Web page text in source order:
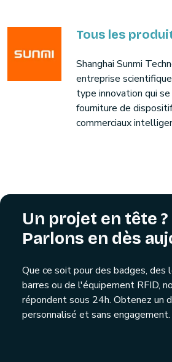
Tous les
Shanghai Sunmi
entreprise
type innovation qui
fourniture de
commerciaux
Un projet en tête ?
Parlons en dès
Que ce soit pour des badges, des
barres ou de l'équipement RFID,
répondent sous 24h. Obtenez un
personnalisé et sans engagement.